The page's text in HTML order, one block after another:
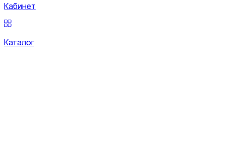
Кабинет
Каталог